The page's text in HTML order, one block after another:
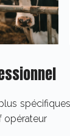
opérateur